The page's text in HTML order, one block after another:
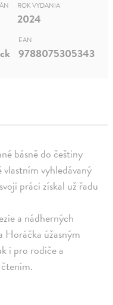
básně do češtiny
vyhledávaný
práci získal už řadu
a nádherných
Horáčka úžasným
i pro rodiče a
ROK VYDANIA
2024
EAN
9788075305343